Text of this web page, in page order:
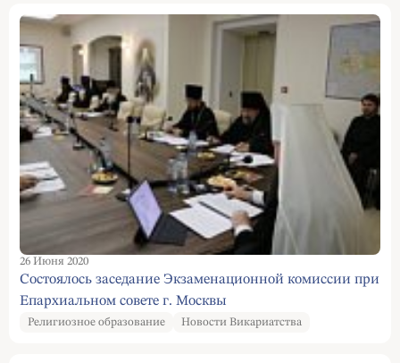
26 Июня 2020
Состоялось заседание Экзаменационной комиссии при
Епархиальном совете г. Москвы
Религиозное образование Новости Викариатства